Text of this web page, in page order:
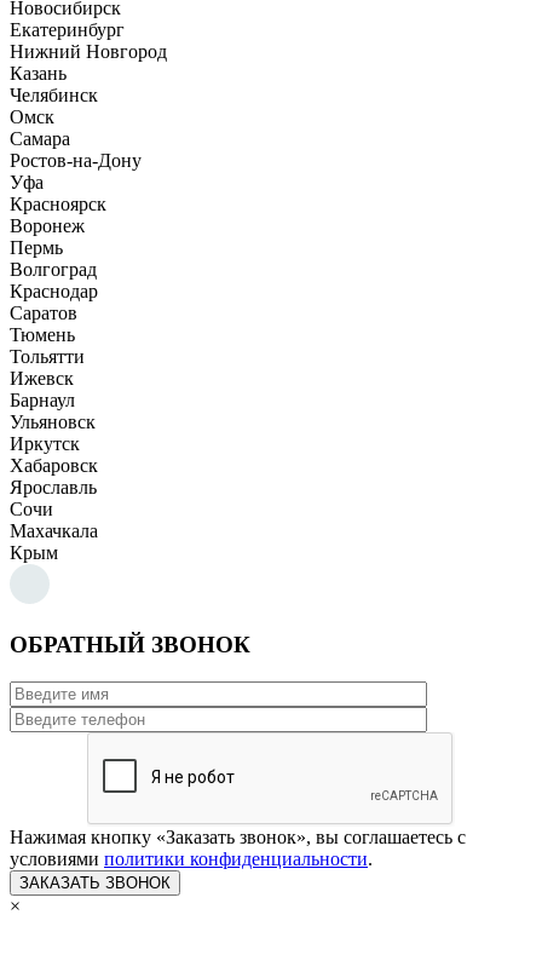
Новосибирск
Екатеринбург
Нижний Новгород
Казань
Челябинск
Омск
Самара
Ростов-на-Дону
Уфа
Красноярск
Воронеж
Пермь
Волгоград
Краснодар
Саратов
Тюмень
Тольятти
Ижевск
Барнаул
Ульяновск
Иркутск
Хабаровск
Ярославль
Сочи
Махачкала
Крым
ОБРАТНЫЙ ЗВОНОК
Нажимая кнопку «Заказать звонок», вы соглашаетесь с
условиями политики конфиденциальности.
×